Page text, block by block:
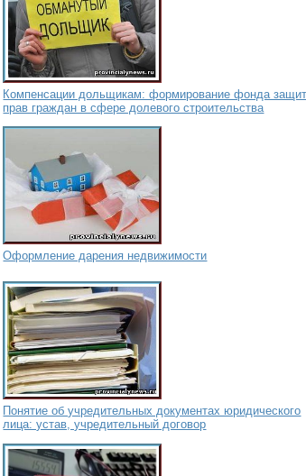
Компенсации дольщикам: формирование фонда
прав граждан в сфере долевого строительства
Оформление дарения недвижимости
Понятие об учредительных документах юридического
лица: устав, учредительный договор